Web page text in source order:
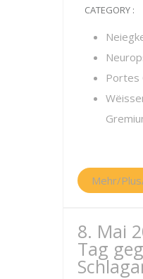
CATEGORY :
Portes
Mehr/
8. Mai
Tag